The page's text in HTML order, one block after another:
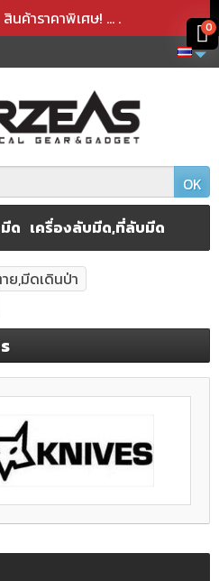
สินค้าราคาพิเศษ! ... .
OK
มีด เครื่องลับมีด,ที่ลับมีด
ย,มีดเดินป่า
าเรียบร้อยแล้ว
กร้าเรียบร้อยแล้ว
0